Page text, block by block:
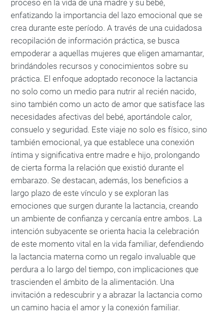
proceso en la vida de una madre y su bebé,
enfatizando la importancia del lazo emocional que se
crea durante este período. A través de una cuidadosa
recopilación de información práctica, se busca
empoderar a aquellas mujeres que eligen amamantar,
brindándoles recursos y conocimientos sobre su
práctica. El enfoque adoptado reconoce la lactancia
no solo como un medio para nutrir al recién nacido,
sino también como un acto de amor que satisface las
necesidades afectivas del bebé, aportándole calor,
consuelo y seguridad. Este viaje no solo es físico, sino
también emocional, ya que establece una conexión
íntima y significativa entre madre e hijo, prolongando
de cierta forma la relación que existió durante el
embarazo. Se destacan, además, los beneficios a
largo plazo de este vínculo y se exploran las
emociones que surgen durante la lactancia, creando
un ambiente de confianza y cercanía entre ambos. La
intención subyacente se orienta hacia la celebración
de este momento vital en la vida familiar, defendiendo
la lactancia materna como un regalo invaluable que
perdura a lo largo del tiempo, con implicaciones que
trascienden el ámbito de la alimentación. Una
invitación a redescubrir y a abrazar la lactancia como
un camino hacia el amor y la conexión familiar.